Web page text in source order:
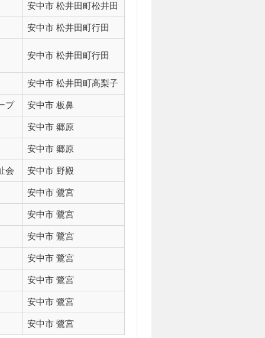
安中市 松井田町松井田
安中市 松井田町行田
安中市 松井田町行田
安中市 松井田町高梨子
プ 安中市 板鼻
安中市 郷原
安中市 郷原
会 安中市 野殿
安中市 鷺宮
安中市 鷺宮
安中市 鷺宮
安中市 鷺宮
安中市 鷺宮
安中市 鷺宮
安中市 鷺宮